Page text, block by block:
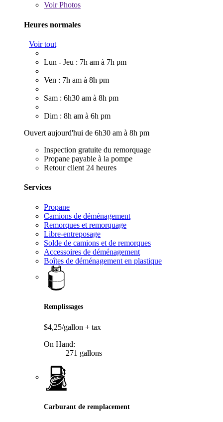
VoirPhotos
Heures normales
Voir tout
Lun - Jeu : 7h am à 7h pm
Ven : 7h am à 8h pm
Sam : 6h30 am à 8h pm
Dim : 8h am à 6h pm
Ouvert aujourd'hui de 6h30 am à 8h pm
Inspection gratuite du remorquage
Propane payable à la pompe
Retour client 24 heures
Services
Propane
Camions de déménagement
Remorques et remorquage
Libre-entreposage
Solde de camions et de remorques
Accessoires de déménagement
Boîtes de déménagement en plastique
Remplissages
$4,25/gallon + tax
On Hand:
271 gallons
Carburant de remplacement